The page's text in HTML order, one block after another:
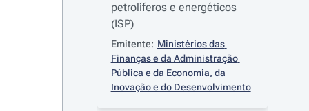
petrolíferos e energéticos
(ISP)
Emitente: Ministérios das
Finanças e da Administração
Pública e da Economia, da
Inovação e do Desenvolvimento